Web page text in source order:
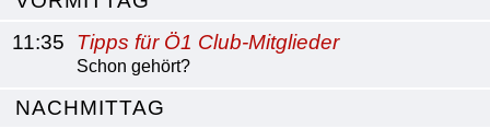
11:35
Tipps für Ö1 Club-Mitglieder
Schon gehört?
NACHMITTAG